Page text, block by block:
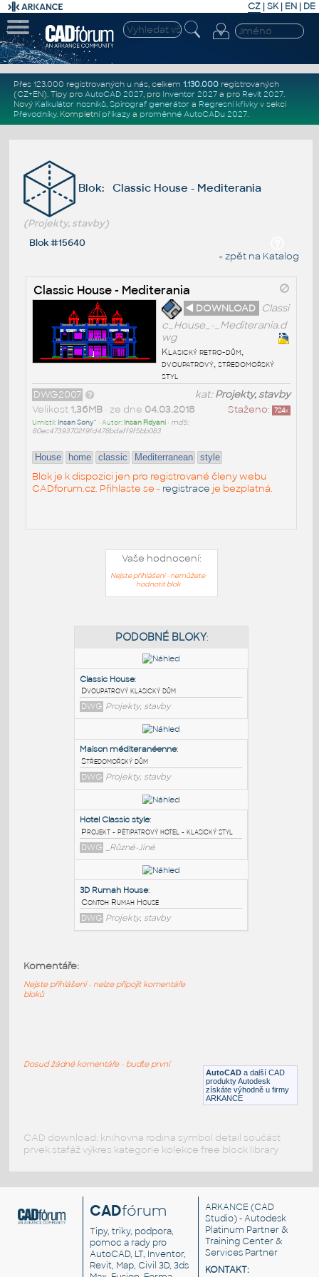
CZ | SK| EN | DE
Přes 123.000 registrovaných u nás, celkem 1.130.000registrovaných
(CZ+EN). Tipy pro AutoCAD 2027, pro Inventor 2027a pro Revit 2027.
Nový Kalkulátor nosníků, Spirograf generátor a Regresní křivkyv sekci
Převodníky. Kompletní příkazya proměnné AutoCADu 2027.
Blok: Classic House - Mediterania
(Projekty, stavby)
Blok #15640
« zpět na Katalog
Classic House - Mediterania
◄ DOWNLOAD
Classi
c_House_-_Mediterania.d
wg
Klasický retro-dům,
dvoupatrový, středomořský
styl
kat:Projekty, stavby
DWG2007
Staženo: 724x
Velikost 1,36MB• ze dne 04.03.2018
Umístil: Insan Sony^ • Autor: Insan Fidyani• md5:
80ec47393702f9fd478bdaff9f5bb083
House home classic Mediterranean style
Blok je k dispozici jen pro registrované členy webu
CADforum.cz. Přihlaste se - registrace je bezplatná.
Vaše hodnocení:
Nejste přihlášeni - nemůžete
hodnotit blok
PODOBNÉ BLOKY
Classic House:
Dvoupatrový klasický dům
DWG Projekty, stavby
Maison méditeranéenne:
Středomořský dům
DWG Projekty, stavby
Projekt - pětipatrový hotel - klasický styl
Contoh Rumah House
AutoCAD a další CAD
produkty Autodesk
získáte výhodně u firmy
ARKANCE
Komentáře:
Nejste přihlášeni - nelze připojit komentáře
bloků
Dosud žádné komentáře - buďte první
CAD download: knihovna rodina symbol detail součást
prvek stafáž výkres kategorie kolekce free block library
CADfórum
Tipy, triky, podpora,
pomoc a rady pro
AutoCAD, LT, Inventor,
Revit, Map, Civil 3D, 3ds
ARKANCE (CAD
Studio) - Autodesk
Platinum Partner &
Training Center &
Services Partner
KONTAKT: